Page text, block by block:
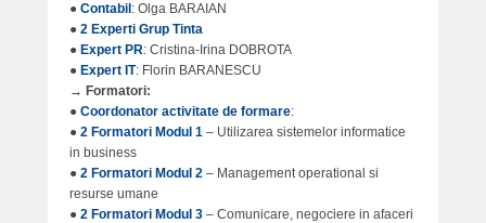
0
7
.
.
2
0
1
● Contabil : Olga BARAIAN
● 2 Experti Grup Tinta
● Expert PR: Cristina-Irina DOBROTA
● Expert IT: Florin BARANESCU
→ Formatori:
● Coordonator activitate de formare:
● 2 Formatori Modul 1 – Utilizarea sistemelor informatice
in business
● 2 Formatori Modul 2 – Management operational si
resurse umane
● 2 Formatori Modul 3 – Comunicare, negociere in afaceri